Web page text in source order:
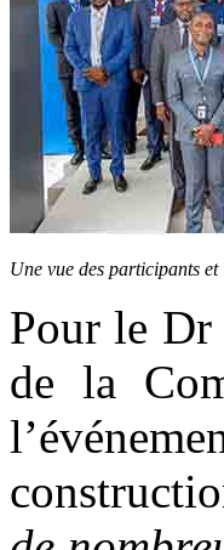
Une vue des participants
Pour le Dr
de la